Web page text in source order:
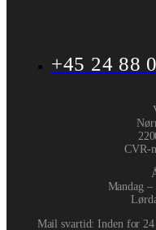
+45 24 88
CVR-
Mandag
Mail svartid: Inden for 24